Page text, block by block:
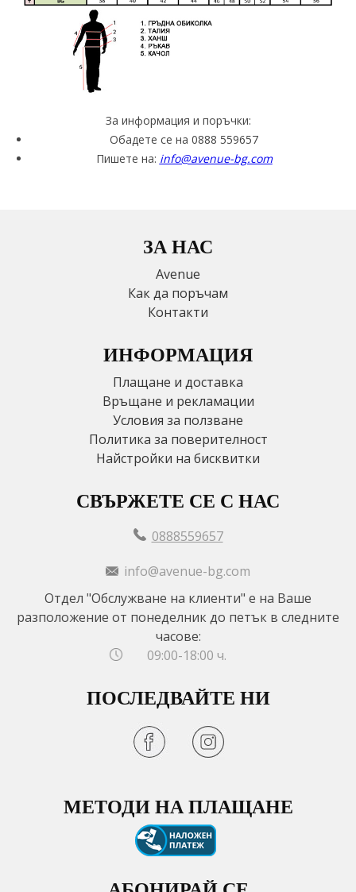
За информация и поръчки:
Обадете се на 0888 559657
Пишете на: info@avenue-bg.com
ЗА НАС
Avenue
Как да поръчам
Контакти
ИНФОРМАЦИЯ
Плащане и доставка
Връщане и рекламации
Условия за ползване
Политика за поверителност
Найстройки на бисквитки
СВЪРЖЕТЕ СЕ С НАС
0888559657
info@avenue-bg.com
Отдел "Обслужване на клиенти" е на Ваше
разположение от понеделник до петък в следните
часове:
09:00-18:00 ч.
ПОСЛЕДВАЙТЕ НИ
МЕТОДИ НА ПЛАЩАНЕ